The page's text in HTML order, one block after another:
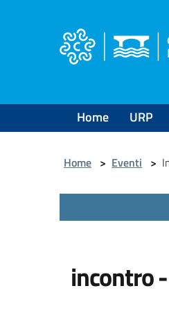
Home URP
Home > Eventi >
incontro